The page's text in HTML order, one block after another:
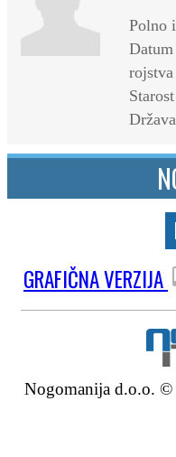
Polno
Datum
rojstva
Starost
Država
GRAFIČNA VERZIJA
Nogomanija d.o.o. ©